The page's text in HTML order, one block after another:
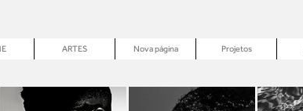
ARTES Nova página Projetos